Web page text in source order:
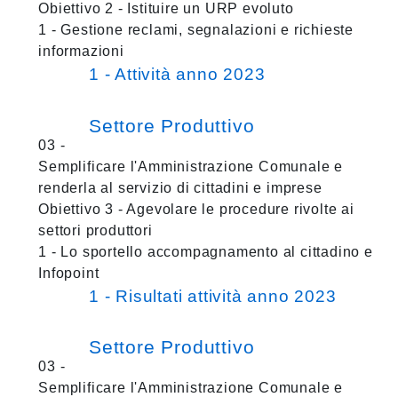
Obiettivo 2 - Istituire un URP evoluto
1 - Gestione reclami, segnalazioni e richieste
informazioni
1 - Attività anno 2023
Settore Produttivo
03 -
Semplificare l'Amministrazione Comunale e
renderla al servizio di cittadini e imprese
Obiettivo 3 - Agevolare le procedure rivolte ai
settori produttori
1 - Lo sportello accompagnamento al cittadino e
Infopoint
1 - Risultati attività anno 2023
Settore Produttivo
03 -
Semplificare l'Amministrazione Comunale e